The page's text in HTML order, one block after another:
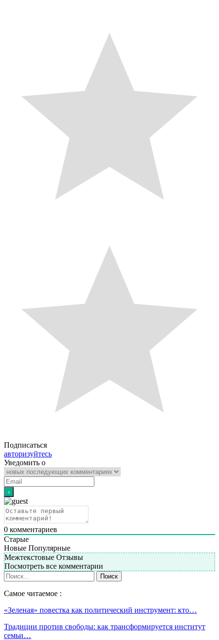
Подписаться
авторизуйтесь
Уведомить о
0 комментариев
Старые
Новые Популярные
Межтекстовые Отзывы
Посмотреть все комментарии
Самое читаемое :
«Зеленая» повестка как политический инструмент: кто…
Традиции против свободы: как трансформируется институт
семьи…